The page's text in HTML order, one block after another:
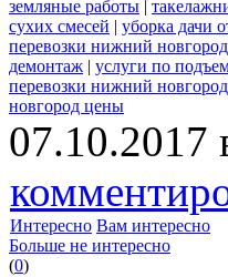
земляные работы |
сухих смесей | уборка дачи
перевозки нижний новгород
демонтаж | услуги по
перевозки нижний
новгород цены
07.10.2017
Интересно Вам интересно
Больше не интересно
(0)